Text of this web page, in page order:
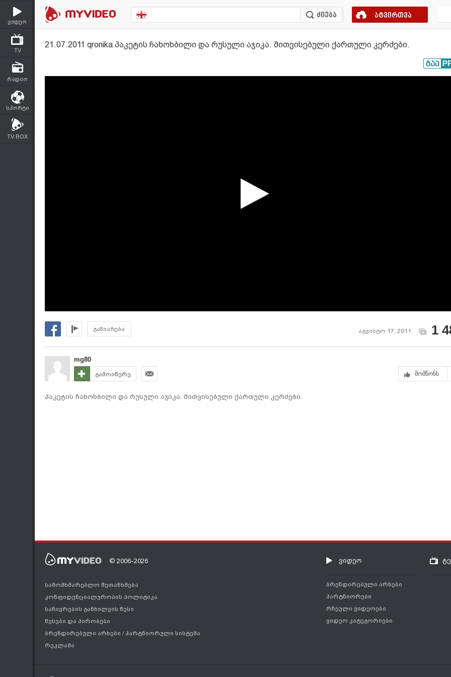
ვიდეო
TV
რადიო
სპორტი
TV BOX
ატვირთვა
21.07.2011 qronika პაკეტის ჩახოხბილი და რუსული აჯიკა. მითვისებული ქართული კერძები.
გაზიარება აგვისტო 17, 2011 1
mg80
გამოიწერე მომწონს
პაკეტის ჩახოხბილი და რუსული აჯიკა. მითვისებული ქართული კერძები.
© 2006-2026
სამომხმარებლო შეთანხმება
კონფიდენციალურობის პოლიტიკა
საჩივრების განხილვის წესი
წესები და პირობები
ბრენდირებული არხები / პარტნიორული სისტემა
რეკლამა
ვიდეო
ბრენდირებული არხები
პარტნიორები
რჩეული ვიდეოები
ვიდეო კატეგორიები